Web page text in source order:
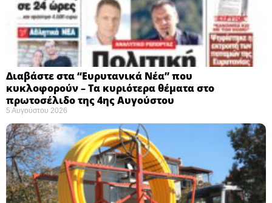
Διαβάστε στα “Ευρυτανικά Νέα” που
κυκλοφορούν – Τα κυριότερα θέματα στο
πρωτοσέλιδο της 4ης Αυγούστου
5 Αυγούστου 2026